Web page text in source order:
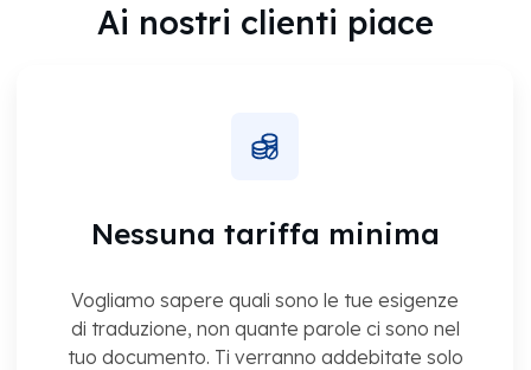
Ai nostri clienti piace
Nessuna tariffa minima
Vogliamo sapere quali sono le tue esigenze
di traduzione, non quante parole ci sono nel
tuo documento. Ti verranno addebitate solo